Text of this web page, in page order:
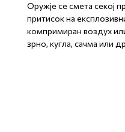
Оружје се смета секој
притисок на
компримиран воздух
зрно, кугла, сачма или